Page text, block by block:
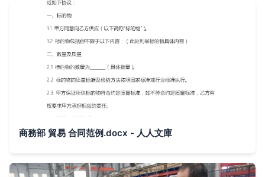
商務部 貿易 合同范例.docx - 人人文庫